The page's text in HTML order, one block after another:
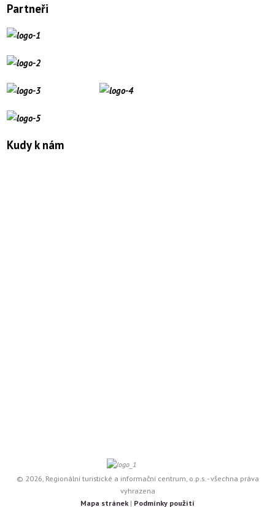
Partneři
Kudy k nám
© 2026, Regionální turistické a informační centrum, o.p.s. - všechna práva
vyhrazena
Mapa stránek | Podmínky použití